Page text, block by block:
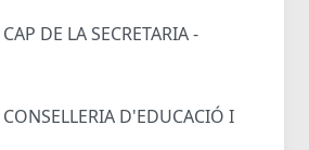
CAP DE LA SECRETARIA -
CONSELLERIA D'EDUCACIÓ I